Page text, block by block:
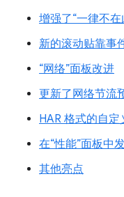
增强了“一律不
新的滚动贴靠事
“网络”面板改进
更新了网络节流
HAR 格式的自
在“性能”面板中
其他亮点